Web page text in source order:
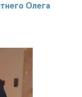
Օлега